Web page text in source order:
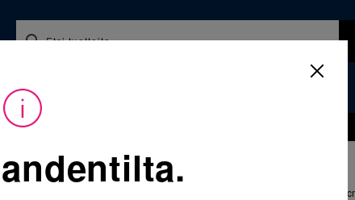
Ajankohtaista
tunnukset verkkokauppaan? Tilaa ne
Sijainti:Tarvikkeet / Oikominen
406-626 Voimaketju, vaalean sininen. Jatkuva ketju. 1 x 457